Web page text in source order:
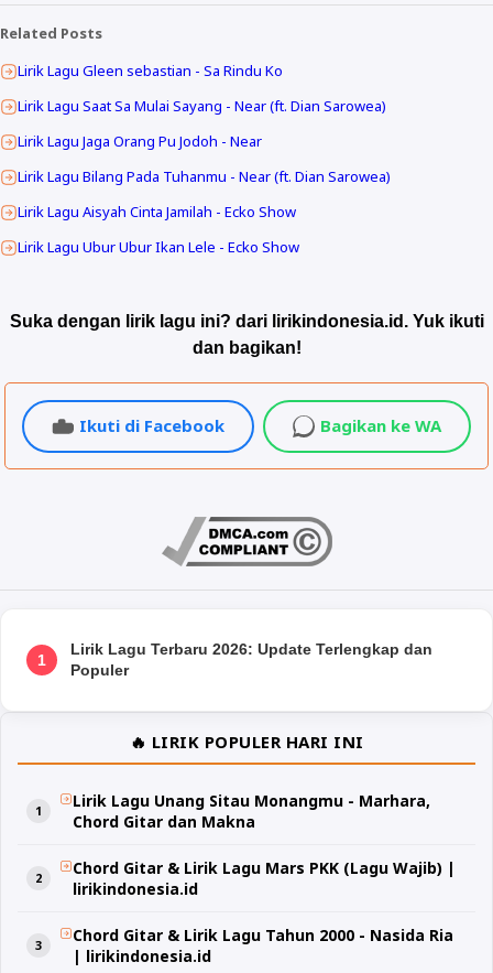
Related Posts
Lirik Lagu Gleen sebastian - Sa Rindu Ko
Lirik Lagu Saat Sa Mulai Sayang - Near (ft. Dian Sarowea)
Lirik Lagu Jaga Orang Pu Jodoh - Near
Lirik Lagu Bilang Pada Tuhanmu - Near (ft. Dian Sarowea)
Lirik Lagu Aisyah Cinta Jamilah - Ecko Show
Lirik Lagu Ubur Ubur Ikan Lele - Ecko Show
Suka dengan lirik lagu ini? dari lirikindonesia.id. Yuk ikuti
dan bagikan!
Ikuti di Facebook Bagikan ke WA
1
Lirik Lagu Terbaru 2026: Update Terlengkap dan
Populer
🔥 LIRIK POPULER HARI INI
Lirik Lagu Unang Sitau Monangmu - Marhara,
Chord Gitar dan Makna
Chord Gitar & Lirik Lagu Mars PKK (Lagu Wajib) |
lirikindonesia.id
Chord Gitar & Lirik Lagu Tahun 2000 - Nasida Ria
| lirikindonesia.id